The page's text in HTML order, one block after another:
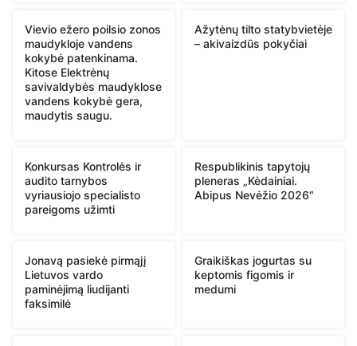
Vievio ežero poilsio zonos
maudykloje vandens
kokybė patenkinama.
Kitose Elektrėnų
savivaldybės maudyklose
vandens kokybė gera,
maudytis saugu.
Ažytėnų tilto statybvietėje
– akivaizdūs pokyčiai
Konkursas Kontrolės ir
audito tarnybos
vyriausiojo specialisto
pareigoms užimti
Respublikinis tapytojų
pleneras „Kėdainiai.
Abipus Nevėžio 2026“
Jonavą pasiekė pirmąjį
Lietuvos vardo
paminėjimą liudijanti
faksimilė
Graikiškas jogurtas su
keptomis figomis ir
medumi